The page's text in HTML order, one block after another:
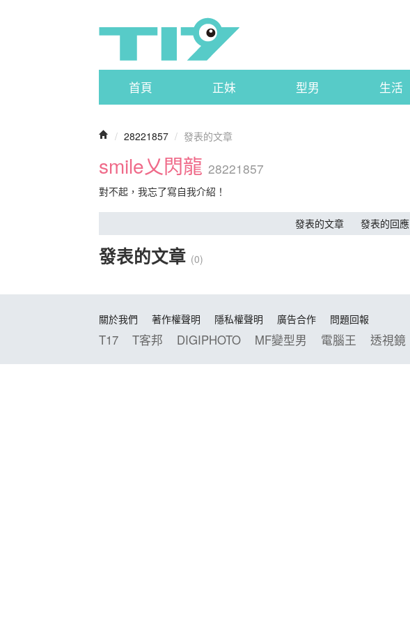
首頁 正妹 型男 生活
/ 28221857 / 發表的文章
smile乂閃龍 28221857
對不起，我忘了寫自我介紹！
發表的文章 發表的回應
發表的文章 (0)
關於我們 著作權聲明 隱私權聲明 廣告合作 問題回報
T17 T客邦 DIGIPHOTO MF變型男 電腦王 透視鏡